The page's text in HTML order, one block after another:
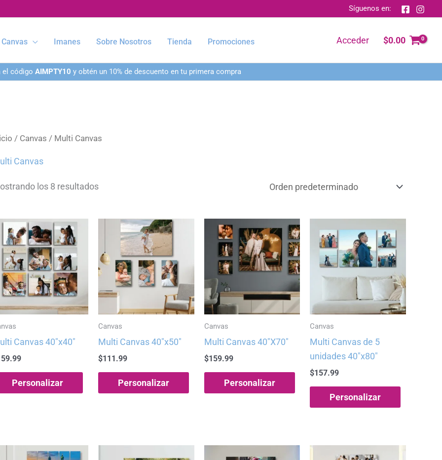
Síguenos en:
Canvas Imanes Sobre Nosotros Tienda Promociones Acceder $0.00
el código AIMPTY10 y obtén un 10% de descuento en tu primera compra
/ Canvas / Multi Canvas
Canvas
los 8 resultados
Canvas 40″x40″
Personalizar
Canvas
Multi Canvas 40″x50″
$111.99
Personalizar
Canvas
Multi Canvas 40″X70″
$159.99
Personalizar
Canvas
Multi Canvas de 5
unidades 40″x80″
$157.99
Personalizar